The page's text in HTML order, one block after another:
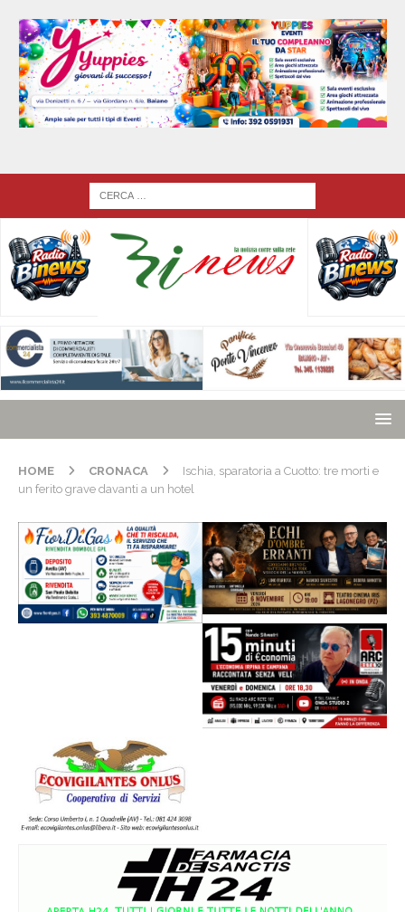
HOME CRONACA
Ischia, sparatoria a Cuotto: tre morti e
un ferito grave davanti a un hotel